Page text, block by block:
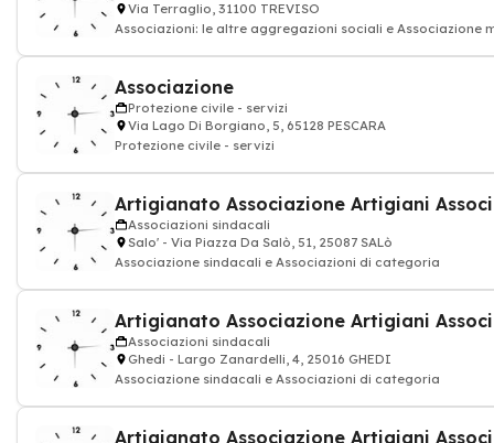
Via Terraglio, 31100 TREVISO
Associazioni: le altre aggregazioni sociali e Associazione
Associazione
Protezione civile - servizi
Via Lago Di Borgiano, 5, 65128 PESCARA
Protezione civile - servizi
Associazioni sindacali
Salo' - Via Piazza Da Salò, 51, 25087 SALò
Associazione sindacali e Associazioni di categoria
Associazioni sindacali
Ghedi - Largo Zanardelli, 4, 25016 GHEDI
Associazione sindacali e Associazioni di categoria